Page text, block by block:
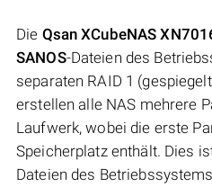
Die Qsan XCubeNAS
SANOS-Dateien des
separaten RAID 1
erstellen alle NAS mehrere
Laufwerk, wobei die erste
Speicherplatz enthält. Dies
Dateien des